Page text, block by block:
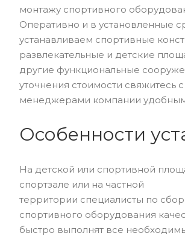
монтажу спортивного
Оперативно и в установленные
устанавливаем спортивные
развлекательные и детские
другие функциональные
уточнения стоимости свяжитесь с
менеджерами компании
Особенности
На детской или спортивной
спортзале или на частной
территории специалисты по
спортивного оборудования
быстро выполнят все